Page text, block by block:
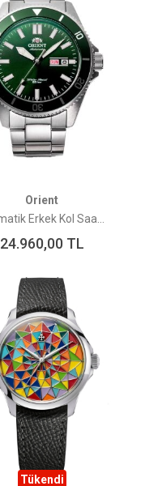
Orient
24.960,00TL
Tükendi